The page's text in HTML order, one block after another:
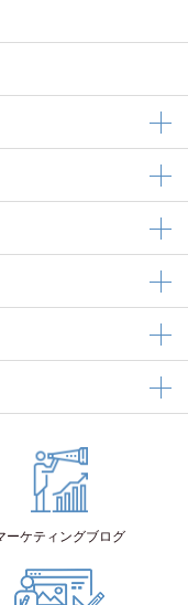
ーケティングブログ